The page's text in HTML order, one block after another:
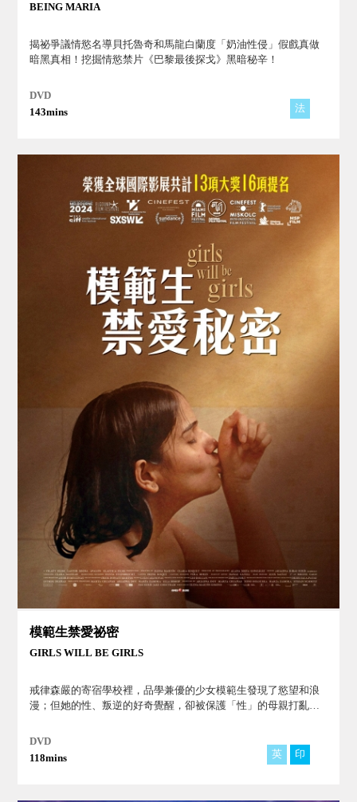
BEING MARIA
揭祕爭議情慾名導貝托魯奇和馬龍白蘭度「奶油性侵」假戲真做
暗黑真相！挖掘情慾禁片《巴黎最後探戈》黑暗秘辛！
DVD
143mins
法
模範生禁愛祕密
GIRLS WILL BE GIRLS
戒律森嚴的寄宿學校裡，品學兼優的少女模範生發現了慾望和浪
漫；但她的性、叛逆的好奇覺醒，卻被保護「性」的母親打亂
DVD
118mins
英 印